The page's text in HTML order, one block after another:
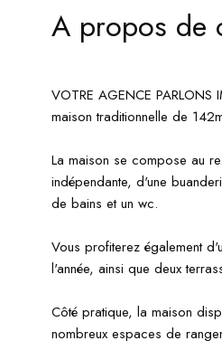
A propos de
VOTRE AGENCE PARLONS
maison traditionnelle de
La maison se compose au
indépendante, d'une
de bains et un wc.
Vous profiterez également
l'année, ainsi que deux
Côté pratique, la maison
nombreux espaces de